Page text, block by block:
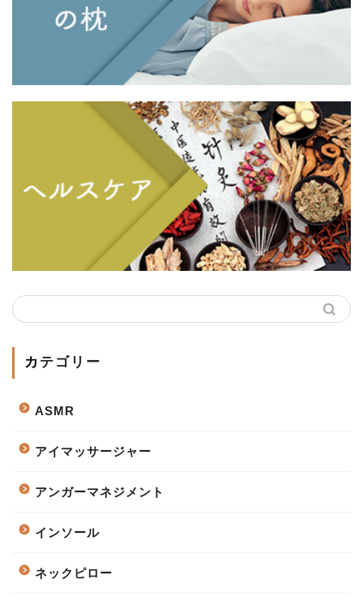
カテゴリー
ASMR
アイマッサージャー
アンガーマネジメント
インソール
ネックピロー